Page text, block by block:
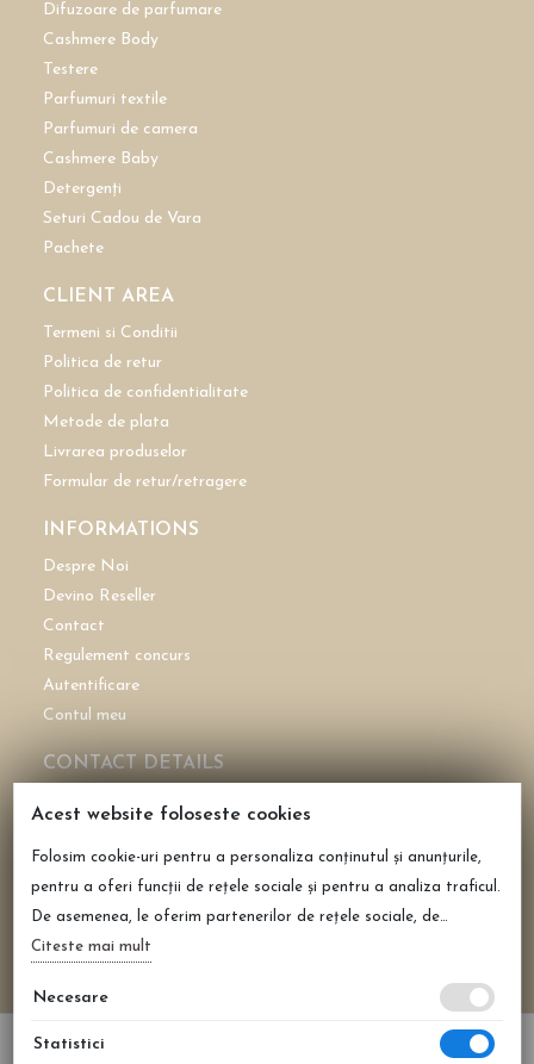
Difuzoare de parfumare
Cashmere Body
Testere
Parfumuri textile
Parfumuri de camera
Cashmere Baby
Detergenți
Seturi Cadou de Vara
Pachete
CLIENT AREA
Termeni si Conditii
Politica de retur
Politica de confidentialitate
Metode de plata
Livrarea produselor
Formular de retur/retragere
INFORMATIONS
Despre Noi
Devino Reseller
Contact
Regulement concurs
Autentificare
Contul meu
CONTACT DETAILS
Reg. Com. J40/2158/2021
0735 108 675
office@cashmerearoma.ro
Șoseaua de centura București Domnești nr 86, Clinceni,
Acest website foloseste cookies
Folosim cookie-uri pentru a personaliza conținutul și anunțurile,
pentru a oferi funcții de rețele sociale și pentru a analiza traficul.
De asemenea, le oferim partenerilor de rețele sociale, de
publicitate și de analize informații cu privire la modul în care
oferite de dvs. sau culese în urma folosirii serviciilor lor.
Citeste mai mult
Necesare
Statistici